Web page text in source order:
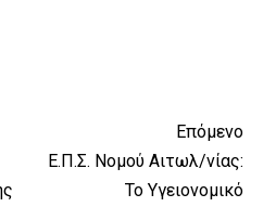
Επόμενο
Ε.Π.Σ. Νομού Αιτωλ/νίας:
Το Υγειονομικό